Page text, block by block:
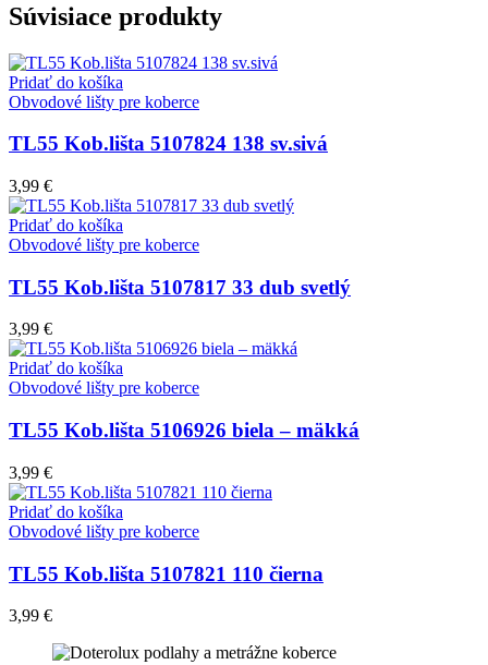
Súvisiace produkty
Pridať do košíka
Obvodové lišty pre koberce
TL55 Kob.lišta 5107824 138 sv.sivá
3,99 €
Pridať do košíka
Obvodové lišty pre koberce
TL55 Kob.lišta 5107817 33 dub svetlý
3,99 €
Pridať do košíka
Obvodové lišty pre koberce
TL55 Kob.lišta 5106926 biela – mäkká
3,99 €
Pridať do košíka
Obvodové lišty pre koberce
TL55 Kob.lišta 5107821 110 čierna
3,99 €